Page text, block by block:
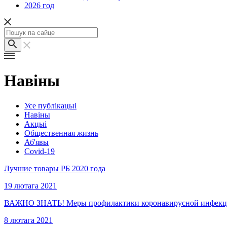
2026 год
Навіны
Усе публікацыі
Навіны
Акцыі
Общественная жизнь
Аб'явы
Covid-19
Лучшие товары РБ 2020 года
19 лютага 2021
ВАЖНО ЗНАТЬ! Меры профилактики коронавирусной
8 лютага 2021